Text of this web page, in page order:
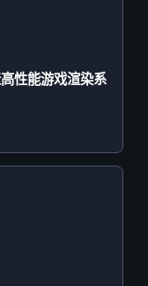
性能游戏渲染系